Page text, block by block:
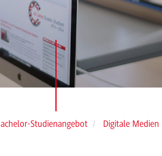
Studienangebot Digitale Medien